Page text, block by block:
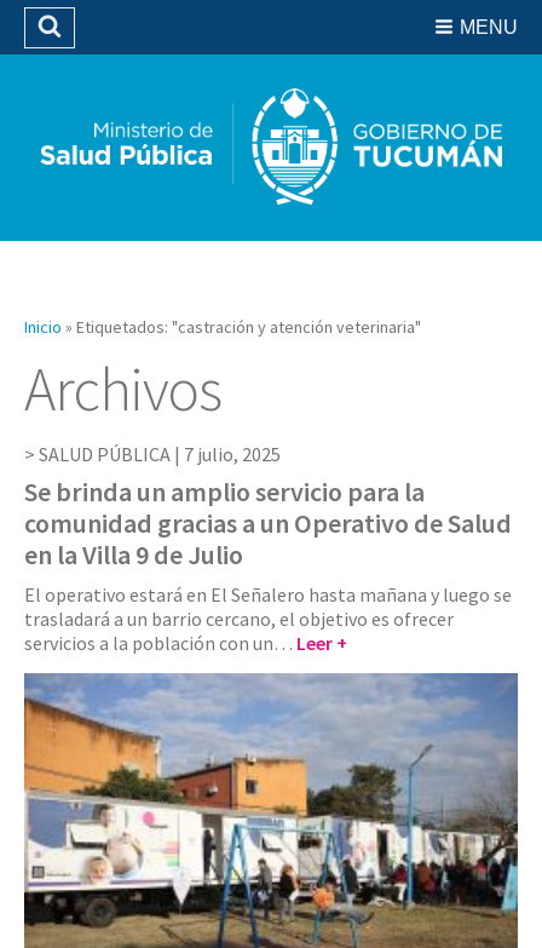
Biblioteca
MENU
Buscar
Inicio » Etiquetados: "castración y atención veterinaria"
Archivos
SALUD PÚBLICA | 7 julio, 2025
Se brinda un amplio servicio para la
comunidad gracias a un Operativo de Salud
en la Villa 9 de Julio
El operativo estará en El Señalero hasta mañana y luego se
trasladará a un barrio cercano, el objetivo es ofrecer
servicios a la población con un… Leer +